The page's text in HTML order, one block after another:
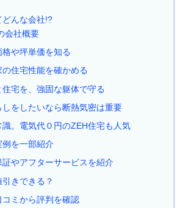
どんな会社!?
会社概要
や坪単価を知る
住宅性能を確かめる
宅を、強固な躯体で守る
しをしたいなら断熱気密は重要
。電気代０円のZEH住宅も人気
を一部紹介
やアフターサービスを紹介
きできる？
ミから評判を確認